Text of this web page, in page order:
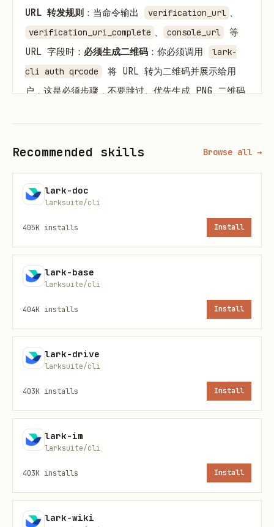
URL 转发规则 ：当命令输出 verification_url 、
verification_uri_complete 、 console_url
等
URL 字段时： 必须生成二维码 ：你必须调用
lark-
cli auth qrcode
将 URL 转为二维码并展示给用
户，这是必须步骤，不要跳过。优先生成 PNG 二维码
不可修改的 opaque string，不要做任何修改（包括
query），二维码和链接请一起展示给用户。
# 发起配置（该命令会阻塞直到用户打开链接并完成操作或过
lark-cli config init --new
两种身份类型，通过
适用场景
user
用户身
--as
user
lark-cli auth
访问用户自
用身份
Recommended skills Browse all →
lark-doc
larksuite/cli
405K installs Install
lark-base
larksuite/cli
404K installs Install
lark-drive
larksuite/cli
403K installs Install
lark-im
larksuite/cli
403K installs Install
lark-wiki